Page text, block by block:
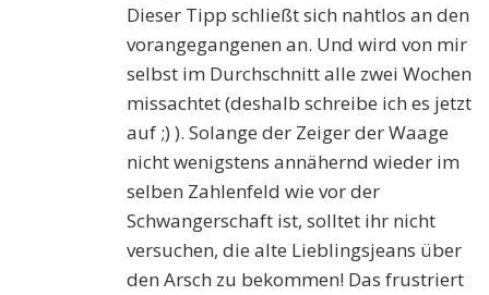
Dieser Tipp schließt sich nahtlos an den
vorangegangenen an. Und wird von mir
selbst im Durchschnitt alle zwei Wochen
missachtet (deshalb schreibe ich es jetzt
auf ;) ). Solange der Zeiger der Waage
nicht wenigstens annähernd wieder im
selben Zahlenfeld wie vor der
Schwangerschaft ist, solltet ihr nicht
versuchen, die alte Lieblingsjeans über
den Arsch zu bekommen! Das frustriert